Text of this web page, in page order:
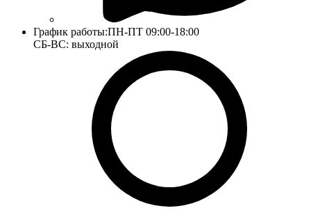
График работы:ПН-ПТ 09:00-18:00
СБ-ВС: выходной